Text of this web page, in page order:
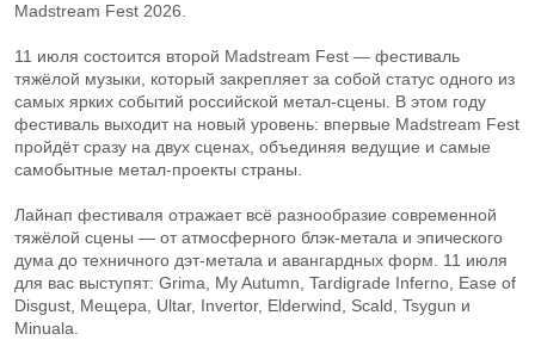
Madstream Fest 2026.
11 июля состоится второй Madstream Fest — фестиваль
тяжёлой музыки, который закрепляет за собой статус одного из
самых ярких событий российской метал-сцены. В этом году
фестиваль выходит на новый уровень: впервые Madstream Fest
пройдёт сразу на двух сценах, объединяя ведущие и самые
самобытные метал-проекты страны.
Лайнап фестиваля отражает всё разнообразие современной
тяжёлой сцены — от атмосферного блэк-метала и эпического
дума до техничного дэт-метала и авангардных форм. 11 июля
для вас выступят: Grima, My Autumn, Tardigrade Inferno, Ease of
Disgust, Мещера, Ultar, Invertor, Elderwind, Scald, Tsygun и
Minuala.